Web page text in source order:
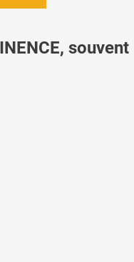
souvent